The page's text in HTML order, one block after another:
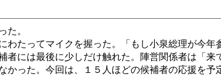
た。
たってマイクを握った。「もし小泉総理が今年
には最後に少しだけ触れた。陣営関係者は「来
った。今回は、１５人ほどの候補者の応援を予